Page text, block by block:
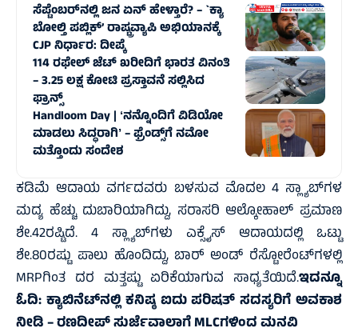
ಸೆಪ್ಟೆಂಬರ್‌ನಲ್ಲಿ ಜನ ಏನ್‌ ಹೇಳ್ತಾರೆ? – `ಕ್ಯಾ
ಬೋಲ್ತಿ ಪಬ್ಲಿಕ್’ ರಾಷ್ಟ್ರವ್ಯಾಪಿ ಅಭಿಯಾನಕ್ಕೆ
CJP ನಿರ್ಧಾರ: ದೀಪ್ಕೆ
114 ರಫೇಲ್ ಜೆಟ್‌ ಖರೀದಿಗೆ ಭಾರತ ವಿನಂತಿ
– 3.25 ಲಕ್ಷ ಕೋಟಿ ಪ್ರಸ್ತಾವನೆ ಸಲ್ಲಿಸಿದ
ಫ್ರಾನ್ಸ್‌
Handloom Day | ʻನನ್ನೊಂದಿಗೆ ವಿಡಿಯೋ
ಮಾಡಲು ಸಿದ್ಧರಾಗಿʼ – ಫ್ರೆಂಡ್ಸ್‌ಗೆ ನಮೋ
ಮತ್ತೊಂದು ಸಂದೇಶ
ಕಡಿಮೆ ಆದಾಯ ವರ್ಗದವರು ಬಳಸುವ ಮೊದಲ 4 ಸ್ಲ್ಯಾಬ್‌ಗಳ
ಮದ್ಯ ಹೆಚ್ಚು ದುಬಾರಿಯಾಗಿದ್ದು, ಸರಾಸರಿ ಆಲ್ಕೋಹಾಲ್ ಪ್ರಮಾಣ
ಶೇ.42ರಷ್ಟಿದೆ. 4 ಸ್ಲ್ಯಾಬ್‌ಗಳು ಎಕ್ಸೈಸ್ ಆದಾಯದಲ್ಲಿ ಒಟ್ಟು
ಶೇ.80ರಷ್ಟು ಪಾಲು ಹೊಂದಿದ್ದು, ಬಾರ್ ಅಂಡ್ ರೆಸ್ಟೋರೆಂಟ್‌ಗಳಲ್ಲಿ
MRPಗಿಂತ ದರ ಮತ್ತಷ್ಟು ಏರಿಕೆಯಾಗುವ ಸಾಧ್ಯತೆಯಿದೆ.ಇದನ್ನೂ
ಓದಿ: ಕ್ಯಾಬಿನೆಟ್‌ನಲ್ಲಿ ಕನಿಷ್ಠ ಐದು ಪರಿಷತ್ ಸದಸ್ಯರಿಗೆ ಅವಕಾಶ
ನೀಡಿ – ರಣದೀಪ್ ಸುರ್ಜೆವಾಲಾಗೆ MLCಗಳಿಂದ ಮನವಿ